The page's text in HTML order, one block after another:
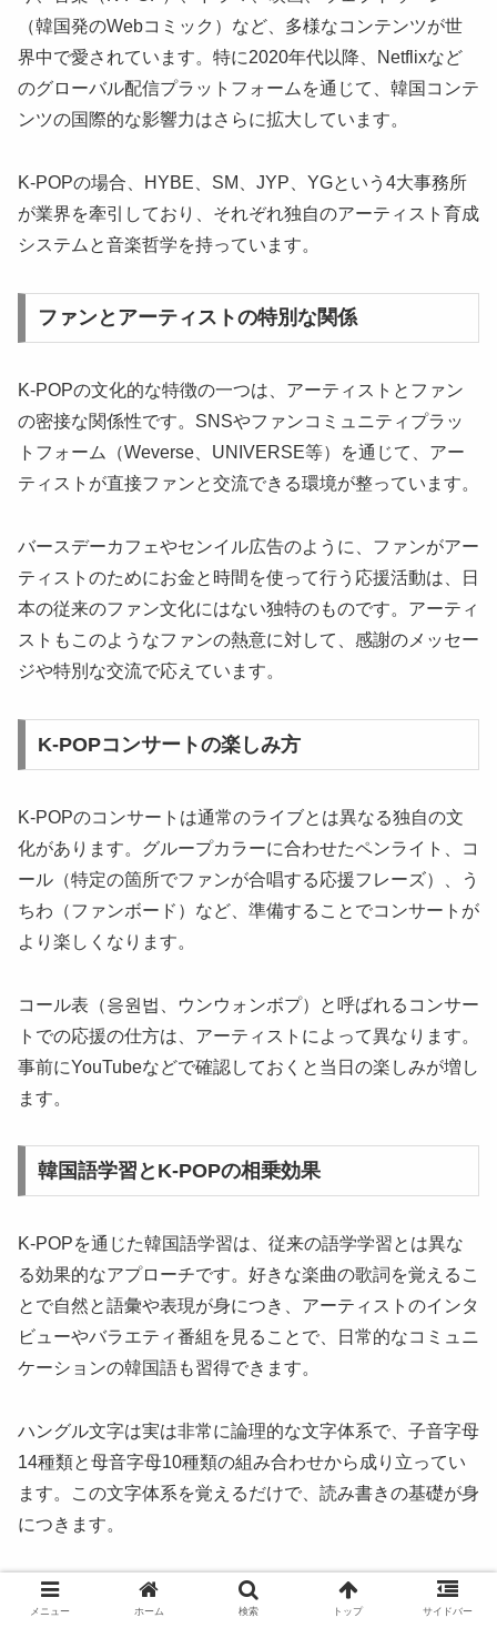
（韓国発のWebコミック）など、多様なコンテンツが世
界中で愛されています。特に2020年代以降、Netflixなど
のグローバル配信プラットフォームを通じて、韓国コンテ
ンツの国際的な影響力はさらに拡大しています。
K-POPの場合、HYBE、SM、JYP、YGという4大事務所
が業界を牽引しており、それぞれ独自のアーティスト育成
システムと音楽哲学を持っています。
ファンとアーティストの特別な関係
K-POPの文化的な特徴の一つは、アーティストとファン
の密接な関係性です。SNSやファンコミュニティプラッ
トフォーム（Weverse、UNIVERSE等）を通じて、アー
ティストが直接ファンと交流できる環境が整っています。
バースデーカフェやセンイル広告のように、ファンがアー
ティストのためにお金と時間を使って行う応援活動は、日
本の従来のファン文化にはない独特のものです。アーティ
ストもこのようなファンの熱意に対して、感謝のメッセー
ジや特別な交流で応えています。
K-POPコンサートの楽しみ方
K-POPのコンサートは通常のライブとは異なる独自の文
化があります。グループカラーに合わせたペンライト、コ
ール（特定の箇所でファンが合唱する応援フレーズ）、う
ちわ（ファンボード）など、準備することでコンサートが
より楽しくなります。
コール表（응원법、ウンウォンボプ）と呼ばれるコンサー
トでの応援の仕方は、アーティストによって異なります。
事前にYouTubeなどで確認しておくと当日の楽しみが増し
ます。
韓国語学習とK-POPの相乗効果
K-POPを通じた韓国語学習は、従来の語学学習とは異な
る効果的なアプローチです。好きな楽曲の歌詞を覚えるこ
とで自然と語彙や表現が身につき、アーティストのインタ
ビューやバラエティ番組を見ることで、日常的なコミュニ
ケーションの韓国語も習得できます。
ハングル文字は実は非常に論理的な文字体系で、子音字母
14種類と母音字母10種類の組み合わせから成り立ってい
ます。この文字体系を覚えるだけで、読み書きの基礎が身
につきます。
韓国旅行とK-POP聖地巡礼
メニュー ホーム 検索 トップ サイドバー